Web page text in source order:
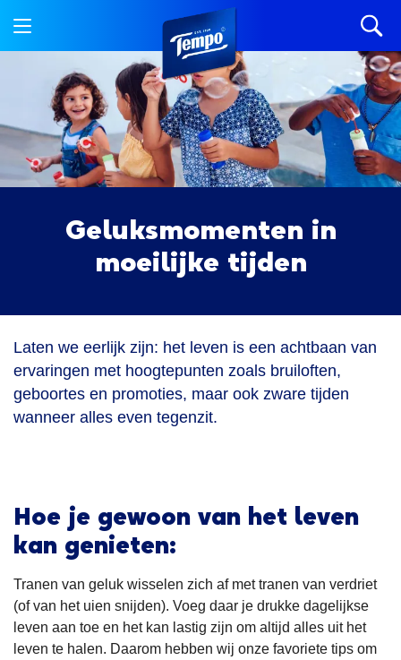
Geluksmomenten in
moeilijke tijden
Laten we eerlijk zijn: het leven is een achtbaan van
ervaringen met hoogtepunten zoals bruiloften,
geboortes en promoties, maar ook zware tijden
wanneer alles even tegenzit.
Hoe je gewoon van het leven
kan genieten:
Tranen van geluk wisselen zich af met tranen van verdriet
(of van het uien snijden). Voeg daar je drukke dagelijkse
leven aan toe en het kan lastig zijn om altijd alles uit het
leven te halen. Daarom hebben wij onze favoriete tips om